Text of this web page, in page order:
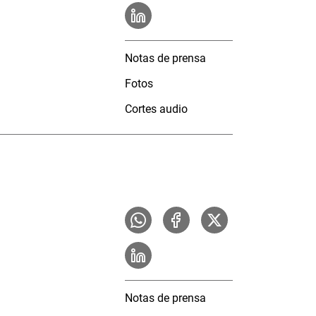
Notas de prensa
Fotos
Cortes audio
Notas de prensa